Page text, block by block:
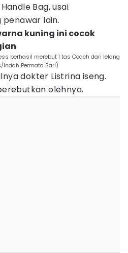
Bag, usai
lain.
kuning ini cocok
berhasil merebut 1 tas Coach dari lelang
Indah Permata Sari)
dokter Listrina iseng.
olehnya.